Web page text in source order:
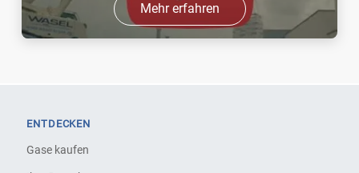
Mehr erfahren
ENTDECKEN
Gase kaufen